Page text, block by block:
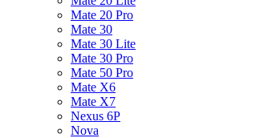
Mate 20 Pro
Mate 30
Mate 30 Lite
Mate 30 Pro
Mate 50 Pro
Mate X6
Mate X7
Nexus 6P
Nova